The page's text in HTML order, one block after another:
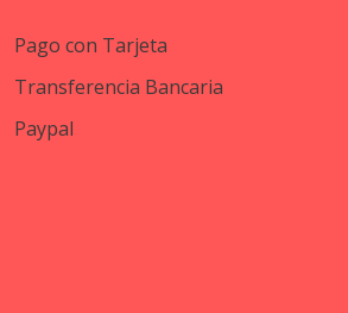
Pago con Tarjeta
Transferencia Bancaria
Paypal